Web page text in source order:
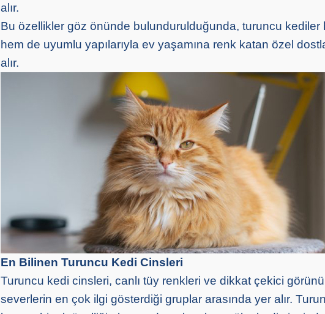
alır.
Bu özellikler göz önünde bulundurulduğunda, turuncu kediler
hem de uyumlu yapılarıyla ev yaşamına renk katan özel
alır.
En Bilinen Turuncu Kedi Cinsleri
Turuncu kedi cinsleri, canlı tüy renkleri ve dikkat çekici
severlerin en çok ilgi gösterdiği gruplar arasında yer alır.